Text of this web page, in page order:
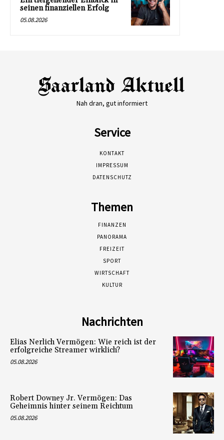
seinen finanziellen Erfolg
05.08.2026
Nah dran, gut informiert
Service
KONTAKT
IMPRESSUM
DATENSCHUTZ
Themen
FINANZEN
PANORAMA
FREIZEIT
SPORT
WIRTSCHAFT
KULTUR
Nachrichten
Elias Nerlich Vermögen: Wie reich ist der
erfolgreiche Streamer wirklich?
05.08.2026
Robert Downey Jr. Vermögen: Das
Geheimnis hinter seinem Reichtum
05.08.2026